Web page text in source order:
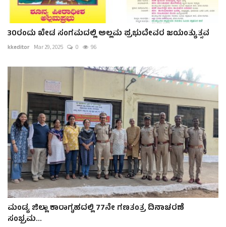
30ರಂದು ಖೇಡ ಸಂಗಮದಲ್ಲಿ ಅಲ್ಲಮ ಪ್ರಭುದೇವರ ಜಯಂತ್ಯುತ್ಸವ
kkeditor Mar 29, 2025 0 96
ಮಂಡ್ಯ ಜಿಲ್ಲಾ ಕಾರಾಗೃಹದಲ್ಲಿ 77ನೇ ಗಣತಂತ್ರ ದಿನಾಚರಣೆ
ಸಂಭ್ರಮ...